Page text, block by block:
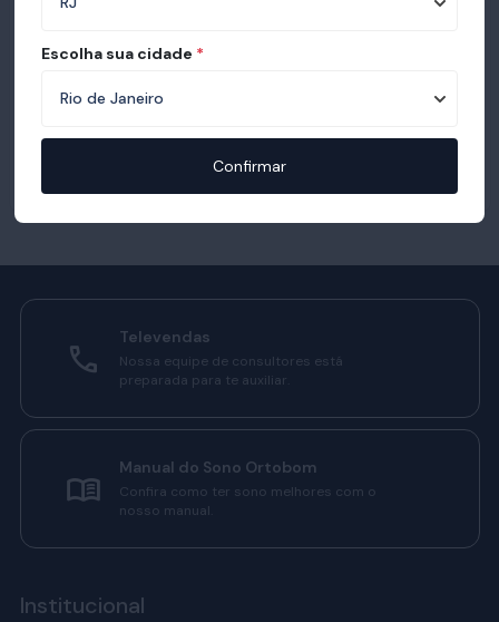
Televendas
Nossa equipe de consultores está
preparada para te auxiliar.
Manual do Sono Ortobom
Confira como ter sono melhores com o
nosso manual.
Institucional
Escolha sua cidade *
Confirmar